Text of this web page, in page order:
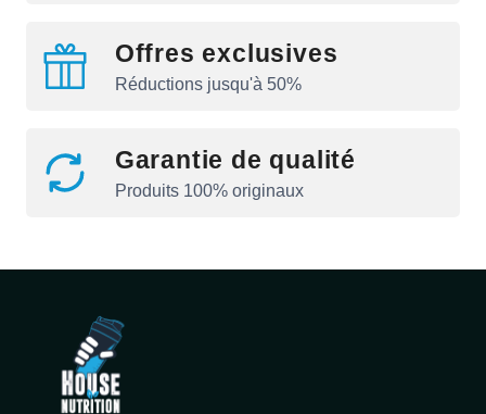
Offres exclusives
Réductions jusqu'à 50%
Garantie de qualité
Produits 100% originaux